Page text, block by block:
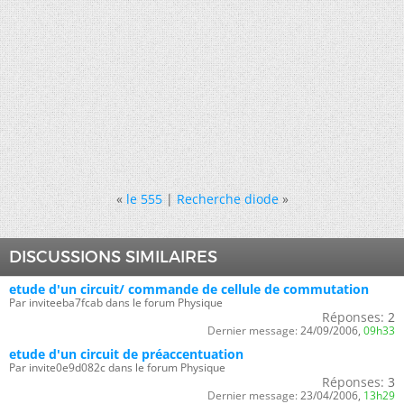
« le 555|Recherche diode »
DISCUSSIONS SIMILAIRES
etude d'un circuit/ commande de cellule de commutation
Par inviteeba7fcab dans le forum Physique
Réponses: 2
Dernier message: 24/09/2006, 09h33
etude d'un circuit de préaccentuation
Par invite0e9d082c dans le forum Physique
Réponses: 3
Dernier message: 23/04/2006, 13h29